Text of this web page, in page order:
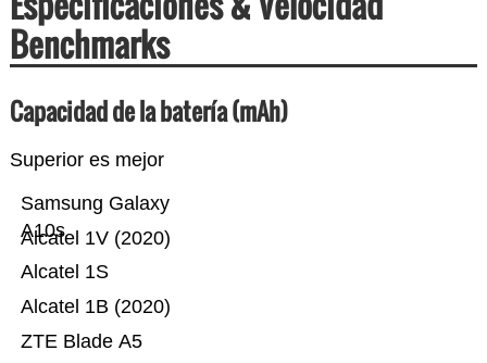
Benchmarks
Capacidad de la batería (mAh)
Superior es mejor
ZTE Blade A5
Alcatel 1B (2020)
Alcatel 1S
Alcatel 1V (2020)
Samsung Galaxy
A10s